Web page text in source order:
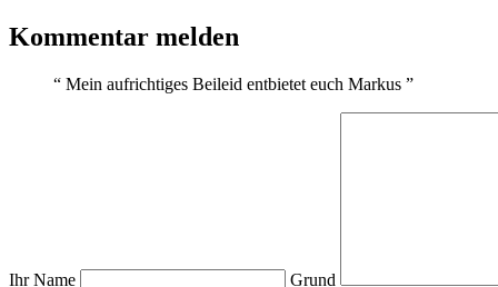
Kommentar melden
“ Mein aufrichtiges Beileid entbietet euch Markus ”
Ihr Name Grund